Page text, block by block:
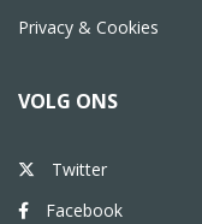
Privacy & Cookies
VOLG ONS
Twitter
Facebook